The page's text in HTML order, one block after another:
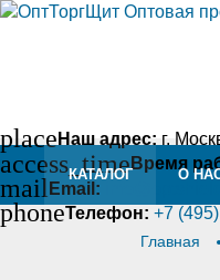
placeНаш адрес: г.
access_timeВремя
mail Email:
phoneТелефон: +7
КАТАЛОГ О
Главная